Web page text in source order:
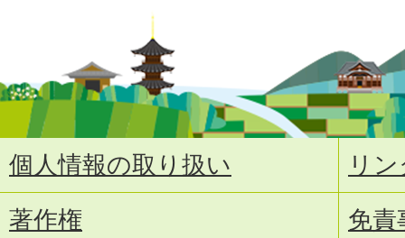
個人情報の取り扱い
リ
著作権
免責